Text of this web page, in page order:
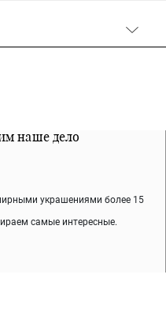
наше дело
украшениями более 15
самые интересные.
гипоалергенны
сплав), которое не
исключает аллергию.
покупкой
украшения, выбирайте те,
заберёт курьер.